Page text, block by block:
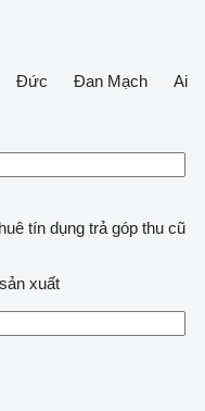
Đức Đan Mạch
Ai
tín dụng trả góp thu cũ
xuất